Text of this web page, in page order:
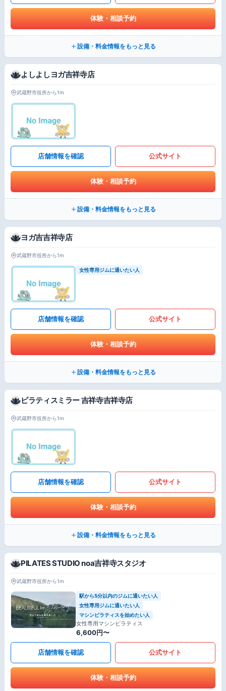
体験・相談予約
設備・料金情報をもっと見る
よしよしヨガ吉祥寺店
武蔵野市役所から1m
店舗情報を確認 公式サイト
体験・相談予約
設備・料金情報をもっと見る
ヨガ吉吉祥寺店
武蔵野市役所から1m
女性専用ジムに通いたい人
店舗情報を確認 公式サイト
体験・相談予約
設備・料金情報をもっと見る
ピラティスミラー 吉祥寺吉祥寺店
武蔵野市役所から1m
店舗情報を確認 公式サイト
体験・相談予約
設備・料金情報をもっと見る
PILATES STUDIO noa吉祥寺スタジオ
武蔵野市役所から1m
駅から5分以内のジムに通いたい人
女性専用ジムに通いたい人
マシンピラティスを始めたい人
女性専用マシンピラティス
6,600円〜
店舗情報を確認 公式サイト
体験・相談予約